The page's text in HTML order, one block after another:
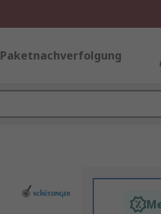
Paketnachverfolgung